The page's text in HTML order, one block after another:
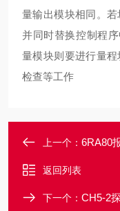
量输出模块相同。
并同时替换控制程
量模块则要进行量
检查等工作
上一个： 6RA80报警
返回列表
下一个： CH5-2探头